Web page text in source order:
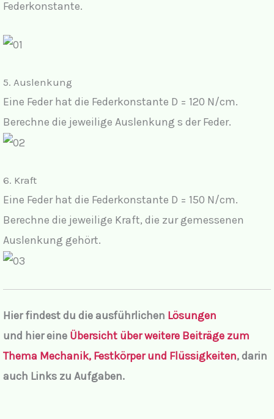
Federkonstante.
5. Auslenkung
Eine Feder hat die Federkonstante D = 120 N/cm.
Berechne die jeweilige Auslenkung s der Feder.
6. Kraft
Eine Feder hat die Federkonstante D = 150 N/cm.
Berechne die jeweilige Kraft, die zur gemessenen
Auslenkung gehört.
Hier findest du die ausführlichen Lösungen
und hiereine Übersicht über weitere Beiträge zum
Thema Mechanik, Festkörper und Flüssigkeiten,darin
auch Links zu Aufgaben.